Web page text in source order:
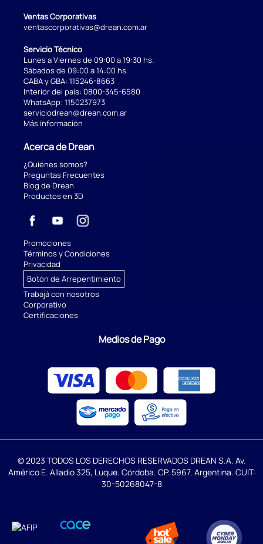
Ventas Corporativas
ventascorporativas@drean.com.ar
Servicio Técnico
Lunes a Viernes de 09:00 a 19:30 hs.
Sábados de 09:00 a 14:00 hs.
CABA y GBA: 115246-8663
Interior del país: 0800-345-6580
WhatsApp: 1150237973
serviciodrean@drean.com.ar
Más información
Acerca de Drean
¿Quiénes somos?
Preguntas Frecuentes
Blog de Drean
Productos en 3D
Promociones
Términos y Condiciones
Privacidad
Botón de Arrepentimiento
Trabajá con nosotros
Corporativo
Certificaciones
Medios de Pago
© 2023 TODOS LOS DERECHOS RESERVADOS DREAN S.A. Av.
Américo E. Alladio 325, Luque. Córdoba. CP. 5967. Argentina. CUIT:
30-50268047-8